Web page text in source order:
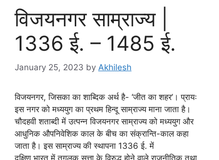
विजयनगर साम्राज्य |
1336 ई. – 1485 ई.
January 25, 2023 by Akhilesh
विजयनगर, जिसका का शाब्दिक अर्थ है- ‘जीत का शहर’। प्रायः
इस नगर को मध्ययुग का प्रथम हिन्दू साम्राज्य माना जाता है।
चौदहवी शताब्दी में उत्पन्न विजयनगर साम्राज्य को मध्ययुग और
आधुनिक औपनिवेशिक काल के बीच का संक्रान्ति-काल कहा
जाता है। इस साम्राज्य की स्थापना 1336 ई. में
दक्षिण भारत में तुग़लक़ सत्ता के विरुद्ध होने वाले राजनीतिक तथा